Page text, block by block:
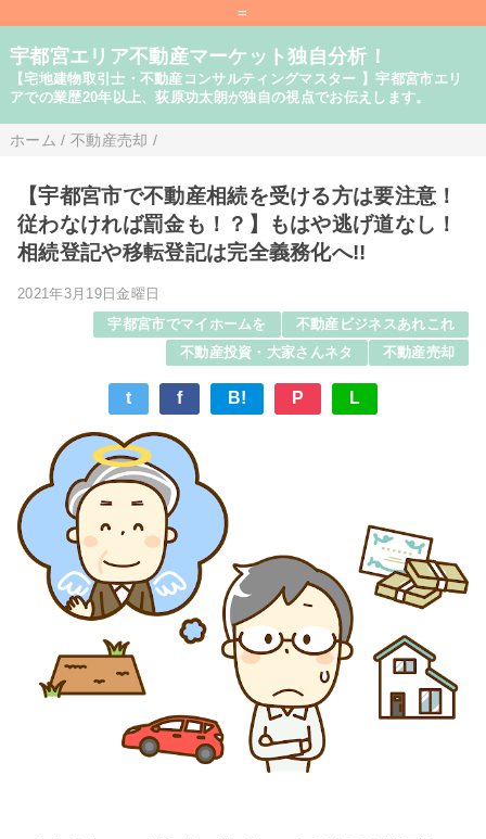
=
宇都宮エリア不動産マーケット独自分析！
【宅地建物取引士・不動産コンサルティングマスター 】宇都宮市エリ
アでの業歴20年以上、荻原功太朗が独自の視点でお伝えします。
ホーム / 不動産売却 /
【宇都宮市で不動産相続を受ける方は要注意！
従わなければ罰金も！？】もはや逃げ道なし！
相続登記や移転登記は完全義務化へ!!
2021年3月19日金曜日
宇都宮市でマイホームを
不動産ビジネスあれこれ
不動産投資・大家さんネタ
不動産売却
t f B! P L